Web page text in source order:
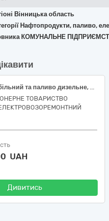
Вінницька область
Нафтопродукти, паливо,
КОМУНАЛЬНЕ
Бензин автомобільний та паливо дизельне, в талонах
ТОВАРИСТВО
UAH
Дивитись